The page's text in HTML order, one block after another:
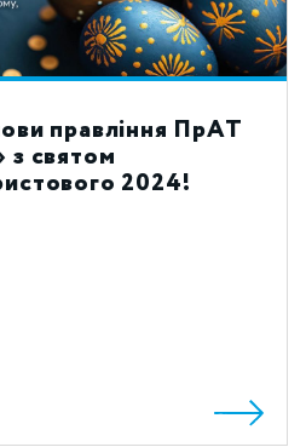
правління ПрАТ
з святом
2024!